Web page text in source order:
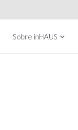
Sobre inHAUS